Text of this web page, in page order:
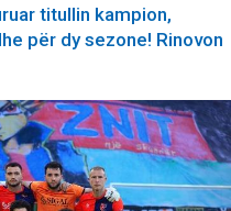
titullin kampion,
për dy sezone! Rinovon